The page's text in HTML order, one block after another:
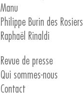
Manu
Philippe Burin des Rosiers
Raphaël Rinaldi
Revue de presse
Qui sommes-nous
Contact